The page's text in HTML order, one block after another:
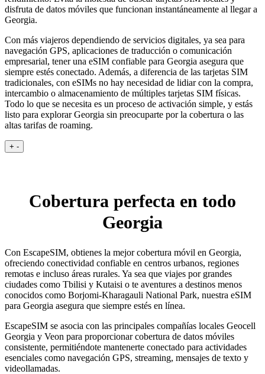
disfruta de datos móviles que funcionan instantáneamente al llegar a
Georgia.
Con más viajeros dependiendo de servicios digitales, ya sea para
navegación GPS, aplicaciones de traducción o comunicación
empresarial, tener una eSIM confiable para Georgia asegura que
siempre estés conectado. Además, a diferencia de las tarjetas SIM
tradicionales, con eSIMs no hay necesidad de lidiar con la compra,
intercambio o almacenamiento de múltiples tarjetas SIM físicas.
Todo lo que se necesita es un proceso de activación simple, y estás
listo para explorar Georgia sin preocuparte por la cobertura o las
altas tarifas de roaming.
+ -
Cobertura perfecta en todo
Georgia
Con EscapeSIM, obtienes la mejor cobertura móvil en Georgia,
ofreciendo conectividad confiable en centros urbanos, regiones
remotas e incluso áreas rurales. Ya sea que viajes por grandes
ciudades como Tbilisi y Kutaisi o te aventures a destinos menos
conocidos como Borjomi-Kharagauli National Park, nuestra eSIM
para Georgia asegura que siempre estés en línea.
EscapeSIM se asocia con las principales compañías locales Geocell
Georgia y Veon para proporcionar cobertura de datos móviles
consistente, permitiéndote mantenerte conectado para actividades
esenciales como navegación GPS, streaming, mensajes de texto y
videollamadas.